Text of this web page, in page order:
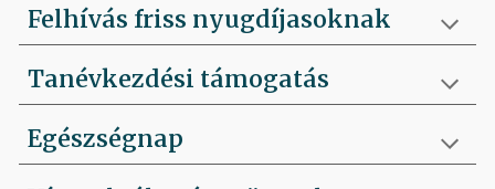
Felhívás friss nyugdíjasoknak
Tanévkezdési támogatás
Egészségnap